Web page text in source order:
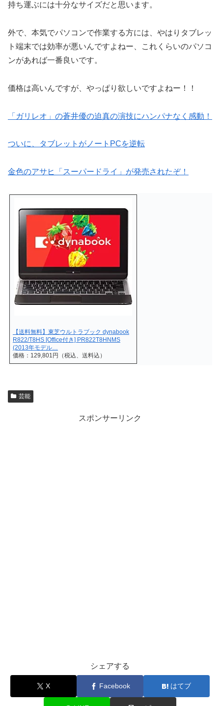
持ち運ぶには十分なサイズだと思います。
外で、本気でパソコンで作業する方には、やはりタブレッ
ト端末では効率が悪いんですよねー、これくらいのパソコ
ンがあれば一番良いです。
価格は高いんですが、やっぱり欲しいですよねー！！
「ガリレオ」の蒼井優の迫真の演技にハンパナなく感動！
ついに、タブレットがノートPCを逆転
金色のアサヒ「スーパードライ」が発売されたぞ！
【送料無料】東芝ウルトラブック dynabook
R822/T8HS [Office付き] PR822T8HNMS
(2013年モデル…
価格：129,801円（税込、送料込）
芸能
スポンサーリンク
シェアする
X Facebook はてブ